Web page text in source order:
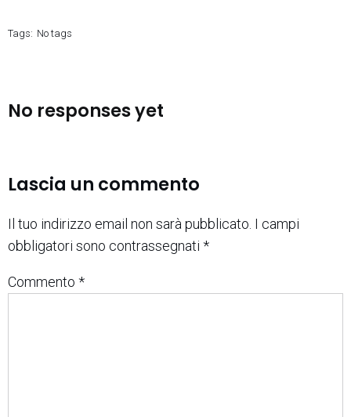
Tags: No tags
No responses yet
Lascia un commento
Il tuo indirizzo email non sarà pubblicato. I campi
obbligatori sono contrassegnati *
Commento *